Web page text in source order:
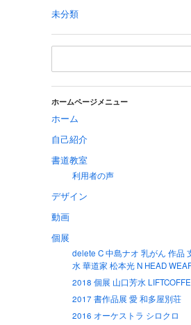
未分類
ホームページメニュー
ホーム
自己紹介
書道教室
利用者の声
デザイン
動画
個展
delete C 中島ナオ 乳がん 作品
水 華道家 松本光 N HEAD
2018 個展 山口芳水
2017 書作品展 愛 和多屋別荘
2016 オーケストラ シロクロ